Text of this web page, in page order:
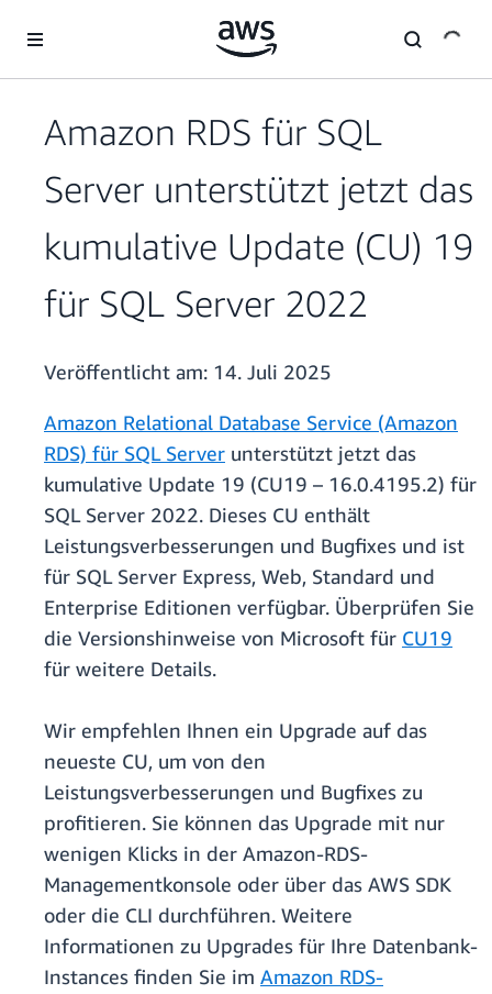
Überspringen zum Hauptinhalt
Amazon RDS für SQL
Server unterstützt jetzt das
kumulative Update (CU) 19
für SQL Server 2022
Veröffentlicht am: 14. Juli 2025
Amazon Relational Database Service (Amazon
RDS) für SQL Server unterstützt jetzt das
kumulative Update 19 (CU19 – 16.0.4195.2) für
SQL Server 2022. Dieses CU enthält
Leistungsverbesserungen und Bugfixes und ist
für SQL Server Express, Web, Standard und
Enterprise Editionen verfügbar. Überprüfen Sie
die Versionshinweise von Microsoft für CU19
für weitere Details.
Wir empfehlen Ihnen ein Upgrade auf das
neueste CU, um von den
Leistungsverbesserungen und Bugfixes zu
profitieren. Sie können das Upgrade mit nur
wenigen Klicks in der Amazon-RDS-
Managementkonsole oder über das AWS SDK
oder die CLI durchführen. Weitere
Informationen zu Upgrades für Ihre Datenbank-
Instances finden Sie im Amazon RDS-